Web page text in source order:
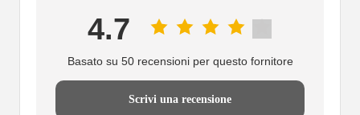
4.7
Basato su 50 recensioni per questo fornitore
Scrivi una recensione